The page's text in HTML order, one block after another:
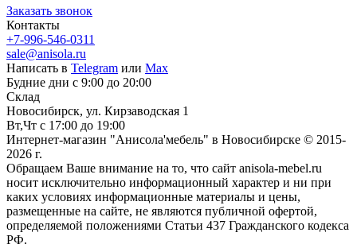
Заказать звонок
Контакты
+7-996-546-0311
sale@anisola.ru
Написать в Telegram или Max
Будние дни с 9:00 до 20:00
Склад
Новосибирск, ул. Кирзаводская 1
Вт,Чт с 17:00 до 19:00
Интернет-магазин "Анисола'мебель" в Новосибирске © 2015-
2026 г.
Обращаем Ваше внимание на то, что сайт anisola-mebel.ru
носит исключительно информационный характер и ни при
каких условиях информационные материалы и цены,
размещенные на сайте, не являются публичной офертой,
определяемой положениями Статьи 437 Гражданского кодекса
РФ.